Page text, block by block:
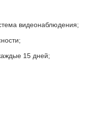
видеонаблюдения;
15 дней;